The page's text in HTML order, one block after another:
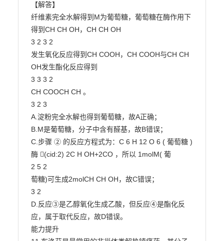
【解答】
纤维素完全水解得到M为葡萄糖，葡萄糖在酶作用下
得到CH CH OH，CH CH OH
3 2 3 2
发生氧化反应得到CH COOH，CH COOH与CH CH
OH发生酯化反应得到
3 3 3 2
CH COOCH CH 。
3 2 3
A.淀粉完全水解也得到葡萄糖，故A正确；
B.M是葡萄糖，分子中含有醛基，故B错误；
C.步骤 ② 的反应方程式为：C 6 H 12 O 6 ( 葡萄糖 )
酶 ⃯(cid:2) 2C H OH+2CO ，所以 1molM( 葡
2 5 2
萄糖)可生成2molCH CH OH，故C错误；
3 2
D.反应③是乙醇氧化生成乙酸，但反应④是酯化反
应，属于取代反应，故D错误。
能力提升